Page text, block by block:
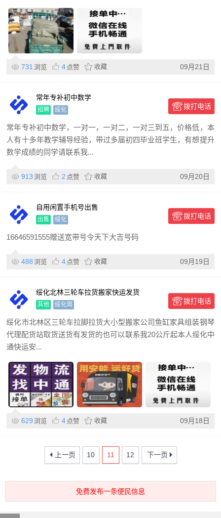
731 浏览 4 点赞 收藏 09月21日
常年专补初中数学
招聘 绥化 拨打电话
常年专补初中数学，一对一，一对二，一对三到五，价格低，本
人有十多年教学辅导经验，带过多届初四毕业班学生，有想提升
数学成绩的同学请联系我...
913 浏览 2 点赞 收藏 09月20日
自用闲置手机号出售
出售 绥化 拨打电话
16646591555赠送宽带号令天下大吉号码
488 浏览 4 点赞 收藏 09月19日
绥化北林三轮车拉货搬家快运发货
其他 绥化周 拨打电话
绥化市北林区三轮车拉脚拉货大小型搬家公司鱼缸家具组装钢琴
代理配货站取货送货有发货的也可以联系我20公斤起本人绥化中
通快运安...
629 浏览 4 点赞 收藏 09月18日
上一页 10 11 12 下一页
免费发布一条便民信息